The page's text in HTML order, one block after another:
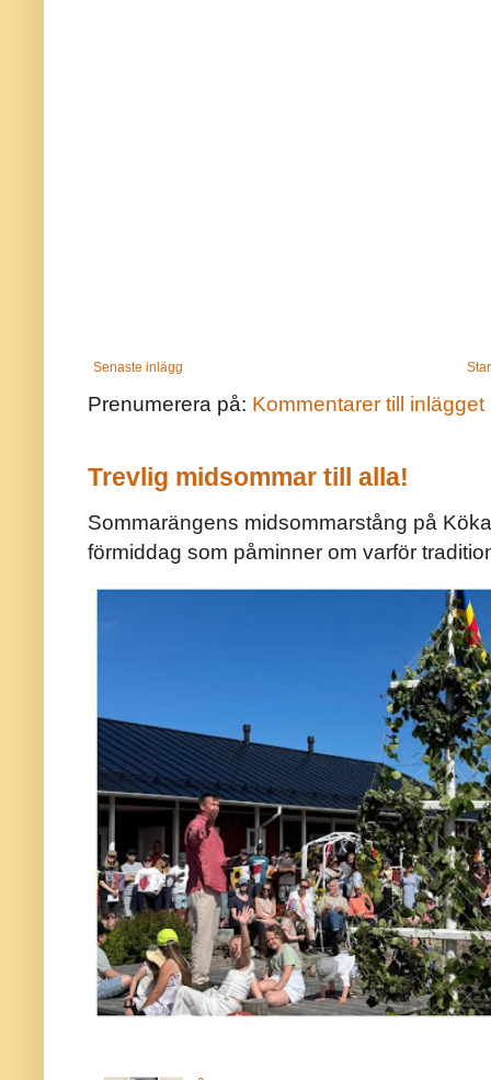
Senaste inlägg
Prenumerera på: Kommentarer till inlägget
Trevlig midsommar till alla!
Sommarängens midsommarstång på
förmiddag som påminner om varför